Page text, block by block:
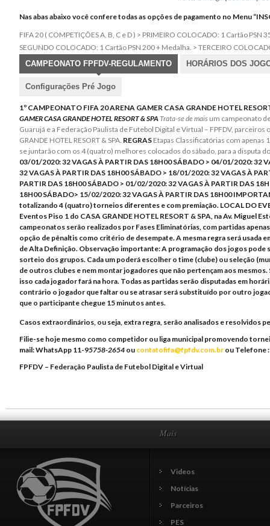
Nas abas abaixo você confere todas as opções de pagamento no Menu
FIFA 20 ( COMPETIÇÕES A, B, C e D ) > PRIMEIRO COLOCADO: 1 Cartão
SEGUNDO COLOCADO: 1 Cartão PSN 200 + Medalha. > TERCEIRO
CAMPEONATO FPFDV-REGULAMENTO
HORÁRIOS DOS
Configurações Pré Jogo
1º CAMPEONATO FIFA 20 ARENA GAMER CASA GRANDE HOTEL
GAMER CASA GRANDE HOTEL RESORT & SPA Trata-se de mais um campeonato
Guarujá e a Federação Paulista de Futebol Digital e Virtual – FPFDV,
GRANDE HOTEL RESORT & SPA. REGRAS Etapas Classificatórias com apenas
se juntarão com os 4 (quatro) melhores colocados do sábado, para a disputa
03/01/2020: 32 VAGAS À PARTIR DAS 18H00 SÁBADO > 04/01/2020: 32
32 VAGAS À PARTIR DAS 18H00 SÁBADO > 18/01/2020: 32 VAGAS À
PARTIR DAS 18H00 SÁBADO > 01/02/2020: 32 VAGAS À PARTIR DAS
18H00 SÁBADO> 15/02/2020: 32 VAGAS À PARTIR DAS 18H00
totalizando 4 (quatro) torneios diferentes e com premiação. LOCAL DO
Eventos Piso 1 do CASA GRANDE HOTEL RESORT & SPA, na Av. Miguel
campeonatos serão realizados por Fases Eliminatórias, com partidas
opção de pênaltis como critério de desempate. A mesma regra será usada
de Alta Definição. Observação importante:A programação dos jogos pode
sorteio dos grupos. Cada um poderá escolher o time (clube) ou seleção
de outros clubes e nem montar jogadores que não pertençam aos
isso cada jogador fará na hora. Todas as partidas serão disputadas em
contrário o jogador que faltar ou se atrasar será substituído por outro
que o participante chegue 15 minutos antes.
Casos extraordinários, ou seja, extra regra, serão analisados e resolvidos
Filie-se hoje mesmo como competidor ou liga municipal promovendo
mail: WhatsApp 11-95758-2654 ou contatofifa@fpfdv.com.br ou Telefone
FPFDV – Federação Paulista de Futebol Digital e Virtual
Mais
Videos
Notícias
Parceiros
PES